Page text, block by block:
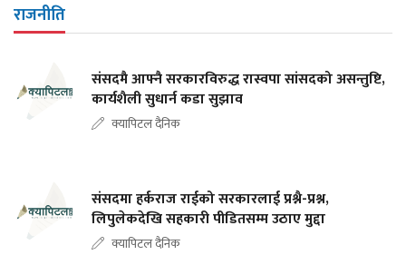
राजनीति
संसदमै आफ्नै सरकारविरुद्ध रास्वपा सांसदको असन्तुष्टि,
कार्यशैली सुधार्न कडा सुझाव
क्यापिटल दैनिक
संसदमा हर्कराज राईको सरकारलाई प्रश्नै-प्रश्न,
लिपुलेकदेखि सहकारी पीडितसम्म उठाए मुद्दा
क्यापिटल दैनिक